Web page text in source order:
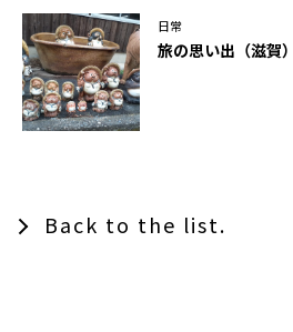
日常
旅の思い出（滋賀）
Back to the list.